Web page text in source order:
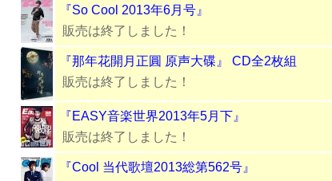
『So Cool 2013年6月号』
販売は終了しました！
『那年花開月正圓 原声大碟』 CD全2枚組
販売は終了しました！
『EASY音楽世界2013年5月下』
販売は終了しました！
『Cool 当代歌壇2013総第562号』